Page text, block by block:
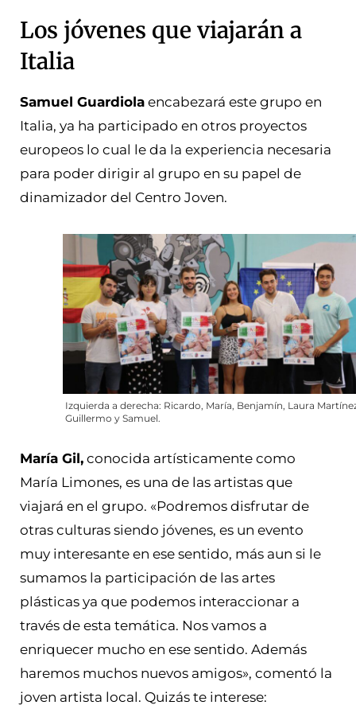
Los jóvenes que viajarán a
Italia
Samuel Guardiola encabezará este grupo en
Italia, ya ha participado en otros proyectos
europeos lo cual le da la experiencia necesaria
para poder dirigir al grupo en su papel de
dinamizador del Centro Joven.
Izquierda a derecha: Ricardo, María, Benjamín, Laura
Guillermo y Samuel.
María Gil, conocida artísticamente como
María Limones, es una de las artistas que
viajará en el grupo. «Podremos disfrutar de
otras culturas siendo jóvenes, es un evento
muy interesante en ese sentido, más aun si le
sumamos la participación de las artes
plásticas ya que podemos interaccionar a
través de esta temática. Nos vamos a
enriquecer mucho en ese sentido. Además
haremos muchos nuevos amigos», comentó la
joven artista local. Quizás te interese: